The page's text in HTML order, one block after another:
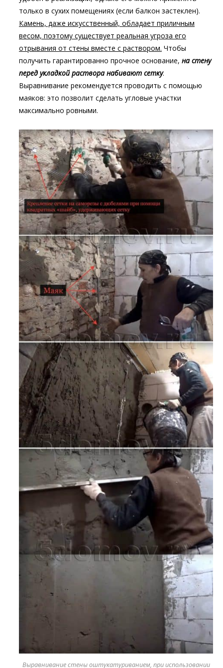
только в сухих помещениях (если балкон застеклен).
Камень, даже искусственный, обладает приличным
весом, поэтому существует реальная угроза его
отрывания от стены вместе с раствором. Чтобы
получить гарантированно прочное основание, на стену
перед укладкой раствора набивают сетку.
Выравнивание рекомендуется проводить с помощью
маяков: это позволит сделать угловые участки
максимально ровными.
Выравнивание стены оштукатуриванием, при использовании